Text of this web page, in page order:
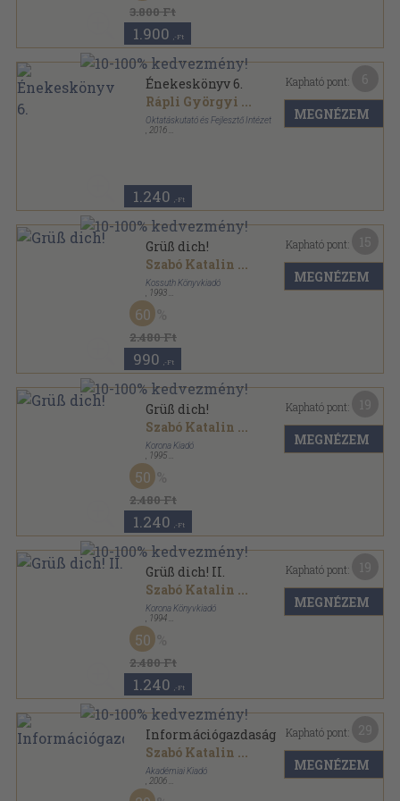
3.800 Ft
1.900 ,-Ft
Énekeskönyv 6.
Rápli Györgyi ...
Oktatáskutató és Fejlesztő Intézet
2016
1.240 ,-Ft
Kapható pont:
MEGNÉZEM
Grüß dich!
Szabó Katalin ...
Kossuth Könyvkiadó
1993
Ragasztott papírkötés
2.480 Ft
60
990 ,-Ft
Kapható pont:
MEGNÉZEM
Grüß dich!
Szabó Katalin ...
Korona Kiadó
1995
Ragasztott papírkötés
2.480 Ft
50
1.240 ,-Ft
Kapható pont:
MEGNÉZEM
Grüß dich! II.
Szabó Katalin ...
Korona Könyvkiadó
1994
Fűzött papírkötés
2.480 Ft
50
1.240 ,-Ft
Kapható pont:
MEGNÉZEM
Információgazdaság
Szabó Katalin ...
Akadémiai Kiadó
2006
Fűzött kemény papírkötés
Kapható pont:
MEGNÉZEM